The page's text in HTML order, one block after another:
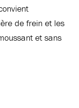
de frein et les
et sans